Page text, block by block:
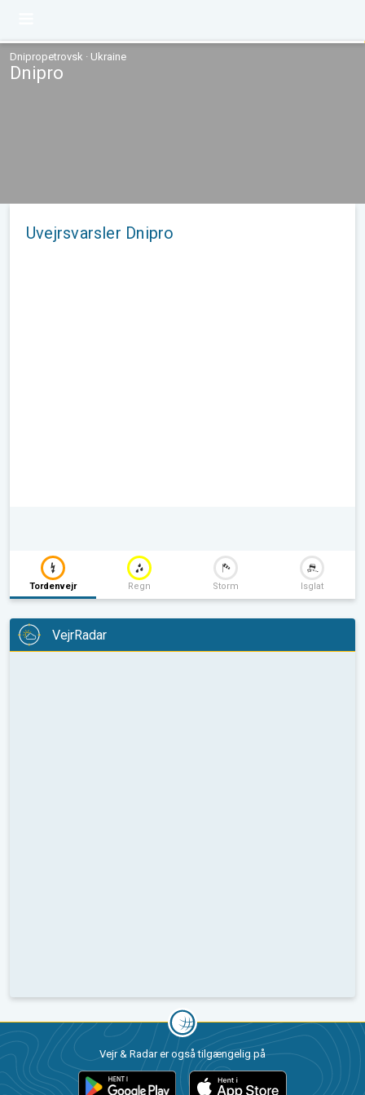
Dnipropetrovsk · Ukraine
Dnipro
Uvejrsvarsler Dnipro
Tordenvejr Regn Storm Isglat
VejrRadar
Vejr & Radar er også tilgængelig på